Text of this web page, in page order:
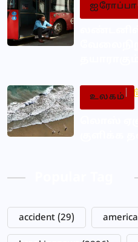
ஐரோப்பா
உலகம்
accident (29) america